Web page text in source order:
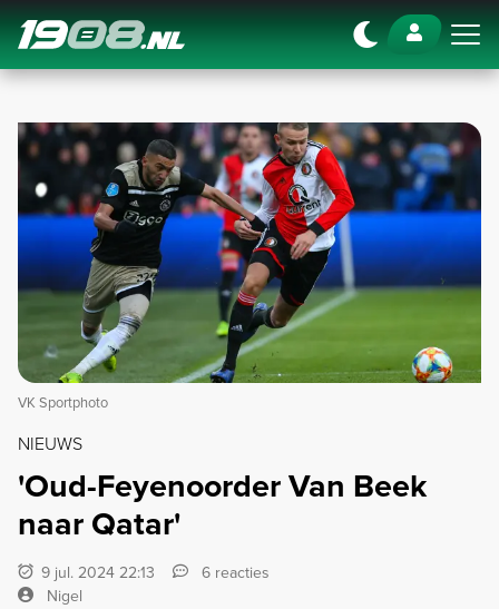
Navigation
VK Sportphoto
NIEUWS
'Oud-Feyenoorder Van Beek
naar Qatar'
9 jul. 2024 22:13
6 reacties
Nigel